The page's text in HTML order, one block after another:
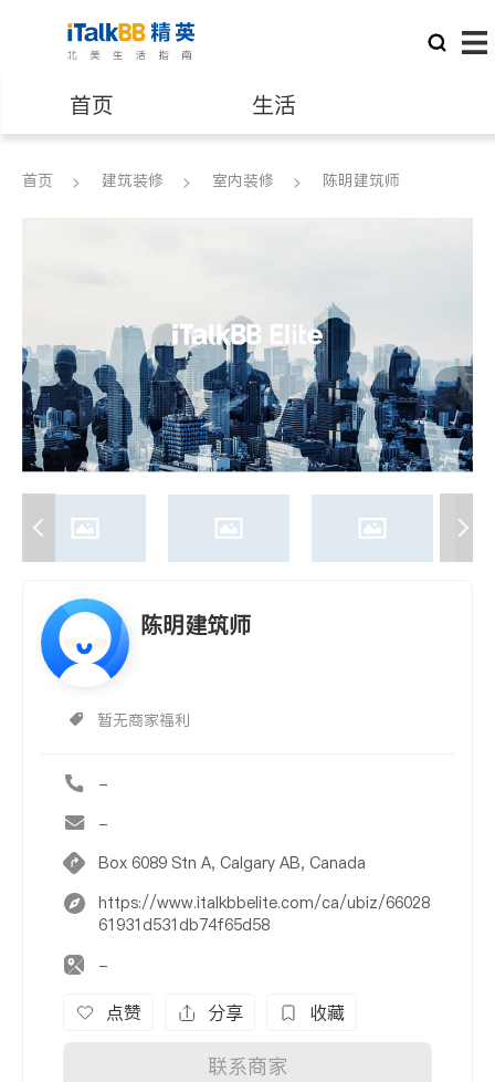
首页 生活
医生 律师
会计师
建筑装修
首页 建筑装修 室内装修 陈明建筑师
陈明建筑师
暂无商家福利
-
-
Box 6089 Stn A, Calgary AB, Canada
https://www.italkbbelite.com/ca/ubiz/66028
61931d531db74f65d58
-
点赞 分享 收藏
联系商家